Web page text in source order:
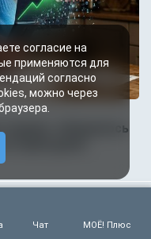
обернулось
денег
Чат МОЁ! Плюс
согласие на
применяются для
согласно
можно через